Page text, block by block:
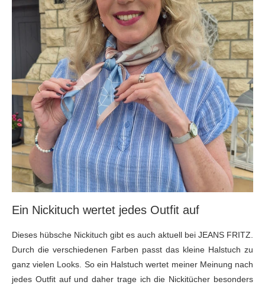
Ein Nickituch wertet jedes Outfit auf
Dieses hübsche Nickituch gibt es auch aktuell bei JEANS FRITZ.
Durch die verschiedenen Farben passt das kleine Halstuch zu
ganz vielen Looks. So ein Halstuch wertet meiner Meinung nach
jedes Outfit auf und daher trage ich die Nickitücher besonders